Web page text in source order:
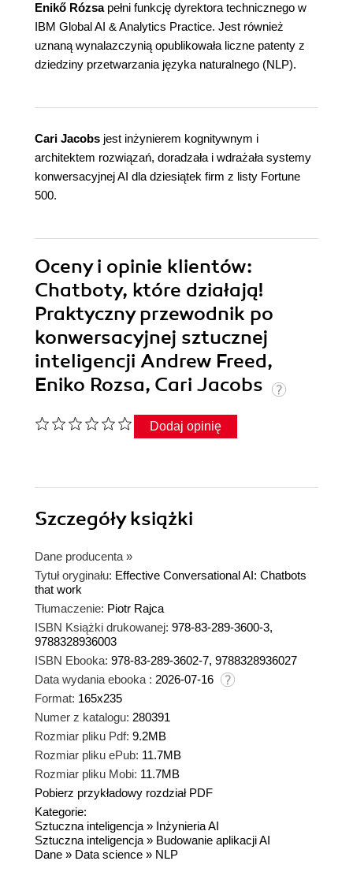
Enikő Rózsapełni funkcję dyrektora technicznego w
IBM Global AI & Analytics Practice. Jest również
uznaną wynalazczynią opublikowała liczne patenty z
dziedziny przetwarzania języka naturalnego (NLP).
Cari Jacobs jest inżynierem kognitywnym i
architektem rozwiązań, doradzała i wdrażała systemy
konwersacyjnej AI dla dziesiątek firm z listy Fortune
500.
Oceny i opinie klientów:
Chatboty, które działają!
Praktyczny przewodnik po
konwersacyjnej sztucznej
inteligencji Andrew Freed,
Eniko Rozsa, Cari Jacobs
Dodaj opinię
Szczegółyksiążki
Dane producenta »
Tytuł oryginału: Effective Conversational AI: Chatbots
that work
Tłumaczenie: Piotr Rajca
ISBN Książki drukowanej: 978-83-289-3600-3,
9788328936003
ISBN Ebooka: 978-83-289-3602-7, 9788328936027
Data wydania ebooka : 2026-07-16
Format: 165x235
Numer z katalogu: 280391
Rozmiar pliku Pdf: 9.2MB
Rozmiar pliku ePub: 11.7MB
Rozmiar pliku Mobi: 11.7MB
Pobierz przykładowy rozdział PDF
Kategorie:
Sztuczna inteligencja» Inżynieria AI
Sztuczna inteligencja» Budowanie aplikacji AI
Dane » Data science » NLP